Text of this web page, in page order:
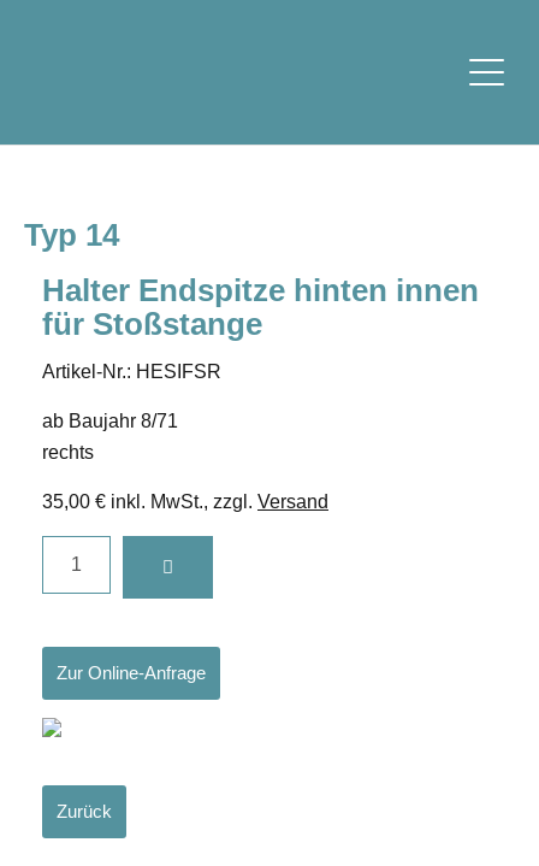
Typ 14
Halter Endspitze hinten innen
für Stoßstange
Artikel-Nr.: HESIFSR
ab Baujahr 8/71
rechts
35,00 € inkl. MwSt., zzgl. Versand
Zur Online-Anfrage
Zurück